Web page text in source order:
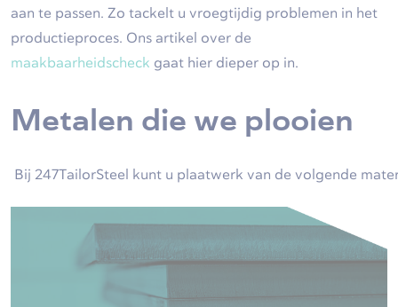
aan te passen. Zo tackelt u vroegtijdig problemen in het
productieproces. Ons artikel over de
maakbaarheidscheck gaat hier dieper op in.
Metalen die we plooien
Bij 247TailorSteel kunt u plaatwerk van de volgende